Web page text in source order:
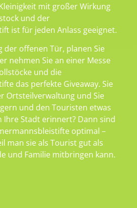
mit großer Wirkung
und der
ist für jeden Anlass geeignet.
der offenen Tür, planen Sie
nehmen Sie an einer Messe
und die
das perfekte Giveaway. Sie
Ortsteilverwaltung und Sie
und den Touristen etwas
Ihre Stadt erinnert? Dann sind
optimal –
man sie als Tourist gut als
und Familie mitbringen kann.